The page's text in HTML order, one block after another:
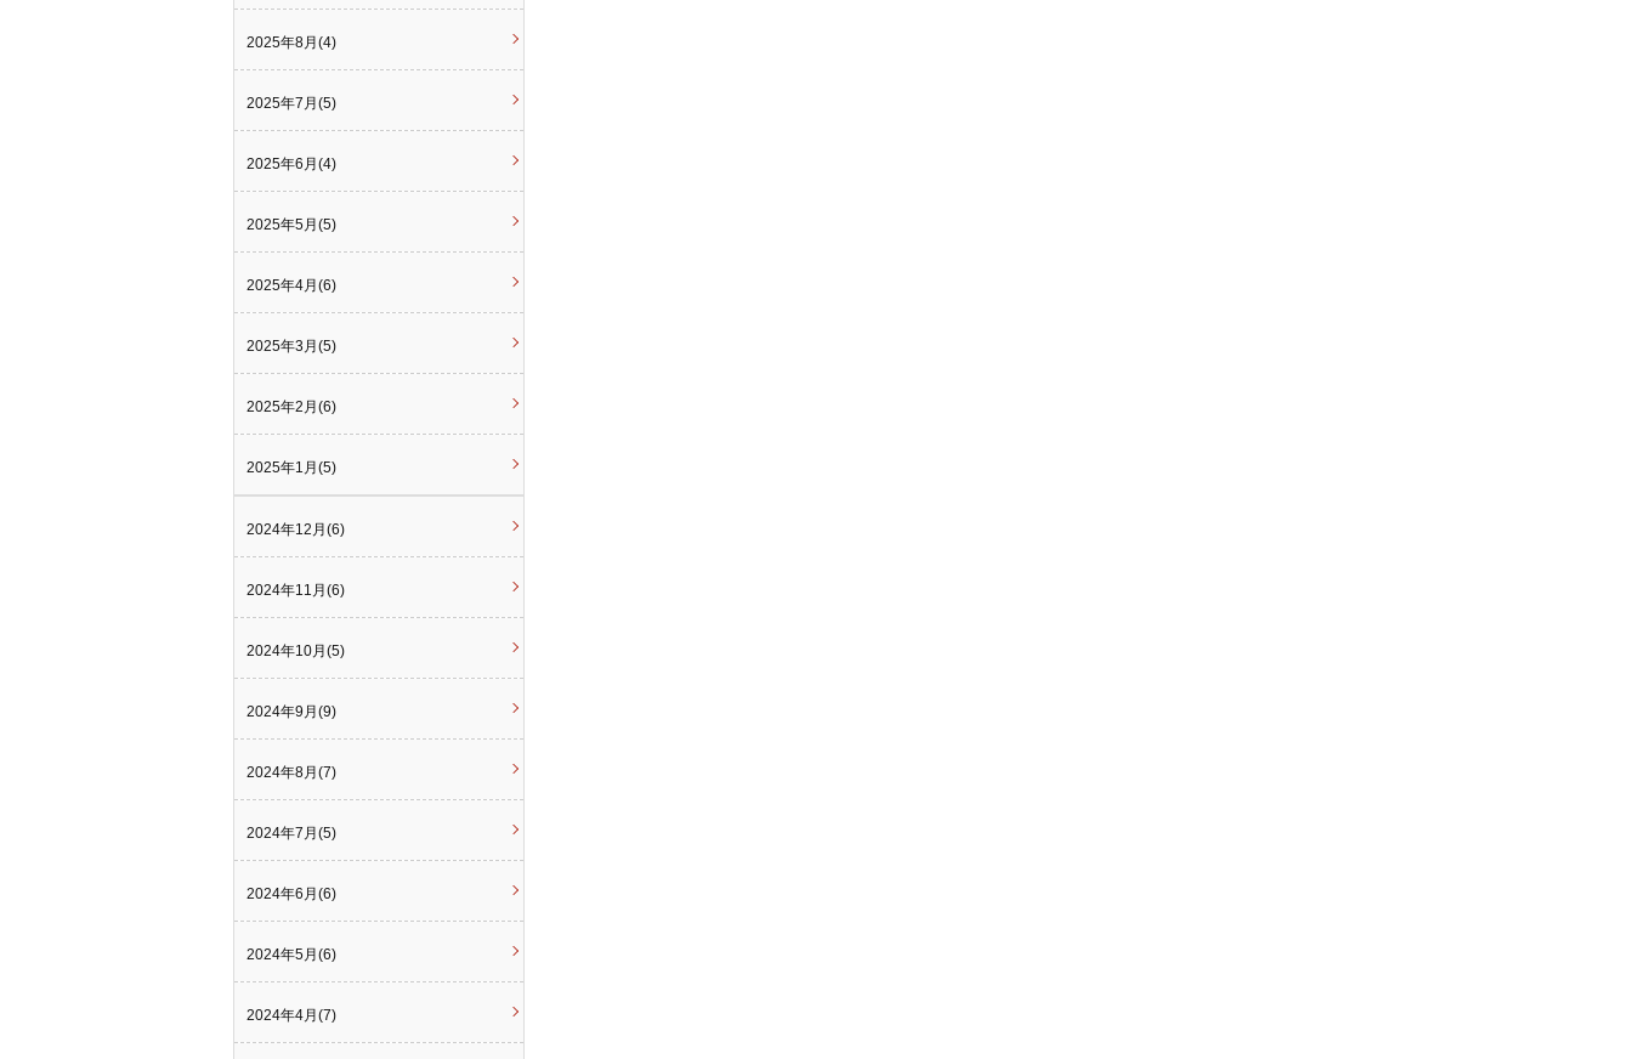
2025年8月(4)
2025年7月(5)
2025年6月(4)
2025年5月(5)
2025年4月(6)
2025年3月(5)
2025年2月(6)
2025年1月(5)
2024年12月(6)
2024年11月(6)
2024年10月(5)
2024年9月(9)
2024年8月(7)
2024年7月(5)
2024年6月(6)
2024年5月(6)
2024年4月(7)